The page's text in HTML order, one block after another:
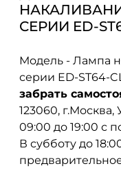
СЕРИИ ED-
Модель - Лампа
серии ED-ST64-
забрать
123060, г.Москва,
09:00 до 19:00 с
В субботу до